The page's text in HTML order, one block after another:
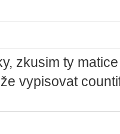
zkusim ty
vypisovat